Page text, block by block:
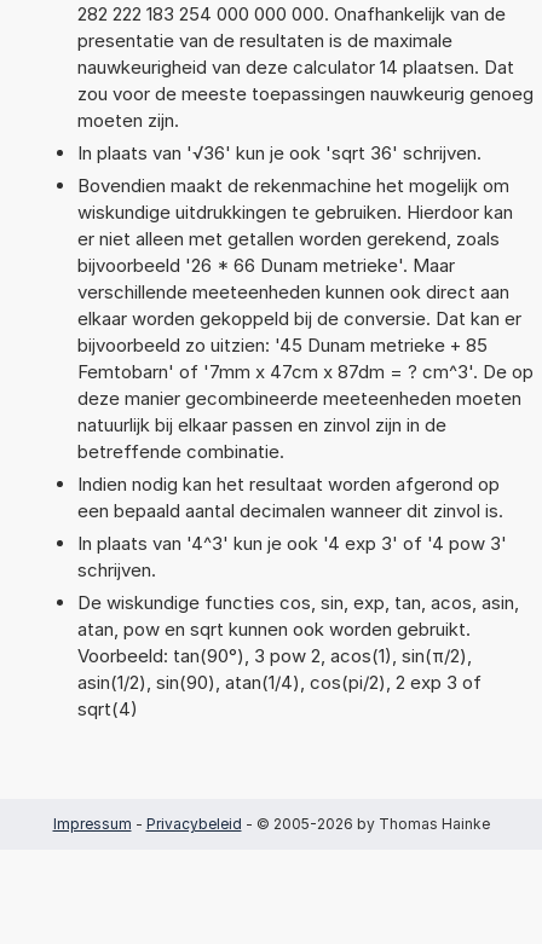
282 222 183 254 000 000 000. Onafhankelijk van de
presentatie van de resultaten is de maximale
nauwkeurigheid van deze calculator 14 plaatsen. Dat
zou voor de meeste toepassingen nauwkeurig genoeg
moeten zijn.
In plaats van '√36' kun je ook 'sqrt 36' schrijven.
Bovendien maakt de rekenmachine het mogelijk om
wiskundige uitdrukkingen te gebruiken. Hierdoor kan
er niet alleen met getallen worden gerekend, zoals
bijvoorbeeld '26 * 66 Dunam metrieke'. Maar
verschillende meeteenheden kunnen ook direct aan
elkaar worden gekoppeld bij de conversie. Dat kan er
bijvoorbeeld zo uitzien: '45 Dunam metrieke + 85
Femtobarn' of '7mm x 47cm x 87dm = ? cm^3'. De op
deze manier gecombineerde meeteenheden moeten
natuurlijk bij elkaar passen en zinvol zijn in de
betreffende combinatie.
Indien nodig kan het resultaat worden afgerond op
een bepaald aantal decimalen wanneer dit zinvol is.
In plaats van '4^3' kun je ook '4 exp 3' of '4 pow 3'
schrijven.
De wiskundige functies cos, sin, exp, tan, acos, asin,
atan, pow en sqrt kunnen ook worden gebruikt.
Voorbeeld: tan(90°), 3 pow 2, acos(1), sin(π/2),
asin(1/2), sin(90), atan(1/4), cos(pi/2), 2 exp 3 of
sqrt(4)
Impressum - Privacybeleid - © 2005-2026 by Thomas Hainke